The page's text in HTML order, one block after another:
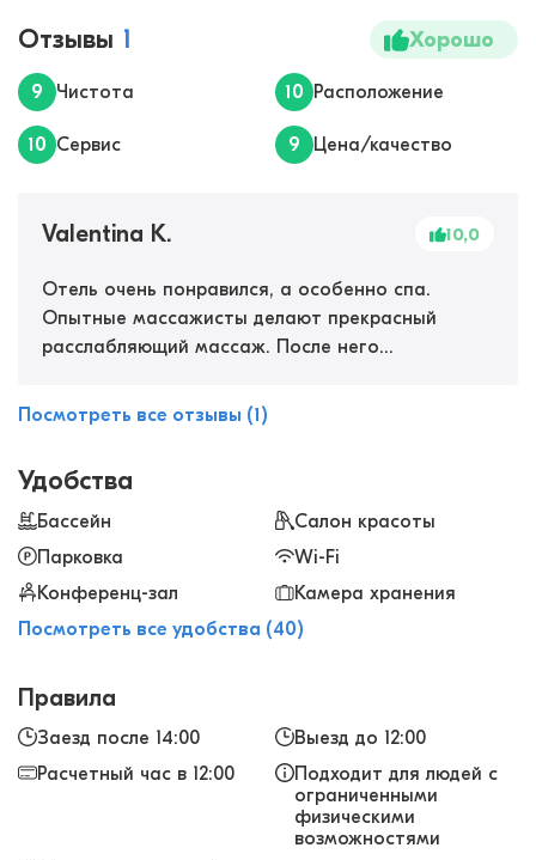
Отзывы 1 Хорошо
9 Чистота 10 Расположение
10 Сервис 9 Цена/качество
Valentina K. 10,0
Отель очень понравился, а особенно спа.
Опытные массажисты делают прекрасный
расслабляющий массаж. После него
легкость. Каждый день с удовольствием
посещала занятия йогой и хаммам.
Посмотреть все отзывы (1)
Удобства
Бассейн
Салон красоты
Парковка
Wi-Fi
Конференц-зал
Камера хранения
Посмотреть все удобства (40)
Правила
Заезд после 14:00
Выезд до 12:00
Расчетный час в 12:00
Подходит для людей с
ограниченными
физическими
возможностями